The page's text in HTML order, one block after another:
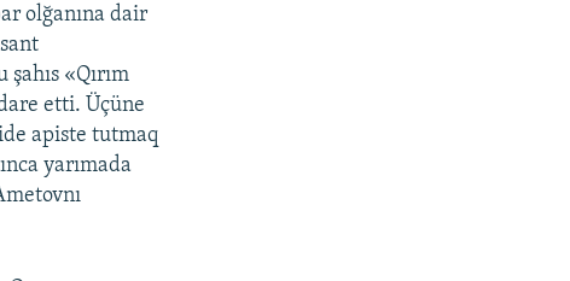
olğanına dair
«Qırım
etti. Üçüne
apiste tutmaq
yarımada